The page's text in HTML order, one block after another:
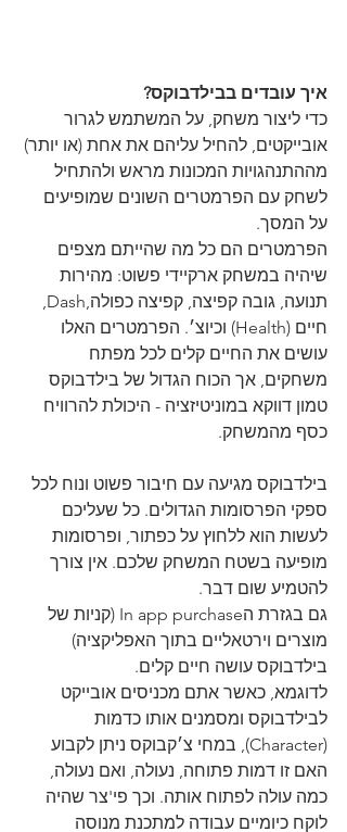
איך עובדים בבילדבוקס?
כדי ליצור משחק, על המשתמש לגרור
אובייקטים, להחיל עליהם את אחת (או יותר)
מההתנהגויות המכונות מראש ולהתחיל
לשחק עם הפרמטרים השונים שמופיעים
על המסך.
הפרמטרים הם כל מה שהייתם מצפים
שיהיה במשחק ארקיידי פשוט: מהירות
תנועה, גובה קפיצה, קפיצה כפולה,Dash,
חיים (Health) וכיוצ׳. הפרמטרים האלו
עושים את החיים קלים לכל מפתח
משחקים, אך הכוח הגדול של בילדבוקס
טמון דווקא במוניטיזציה - היכולת להרוויח
כסף מהמשחק.
בילדבוקס מגיעה עם חיבור פשוט ונוח לכל
ספקי הפרסומות הגדולים. כל שעליכם
לעשות הוא ללחוץ על כפתור, ופרסומות
מופיעה בשטח המשחק שלכם. אין צורך
להטמיע שום דבר.
גם בגזרת הIn app purchase (קניות של
מוצרים וירטאליים בתוך האפליקציה)
בילדבוקס עושה חיים קלים.
לדוגמא, כאשר אתם מכניסים אובייקט
לבילדבוקס ומסמנים אותו כדמות
(Character), במחי צ׳קבוקס ניתן לקבוע
האם זו דמות פתוחה, נעולה, ואם נעולה,
כמה עולה לפתוח אותה. וכך פי'צר שהיה
לוקח כיומיים עבודה למתכנת מנוסה